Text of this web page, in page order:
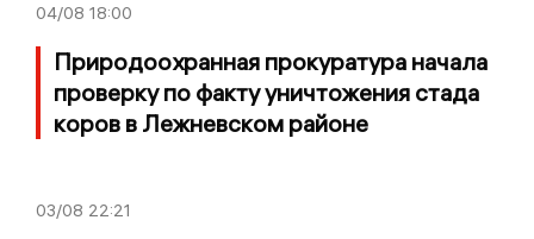
04/08 18:00
Природоохранная прокуратура начала
проверку по факту уничтожения стада
коров в Лежневском районе
03/08 22:21